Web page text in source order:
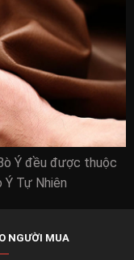
Ý đều được thuộc
Ý Tự Nhiên
NGƯỜI MUA